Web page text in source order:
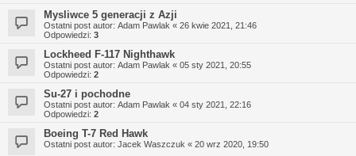
Mysliwce 5 generacji z Azji
Ostatni post autor: Adam Pawlak « 26 kwie 2021, 21:46
Odpowiedzi: 3
Lockheed F-117 Nighthawk
Ostatni post autor: Adam Pawlak « 05 sty 2021, 20:55
Odpowiedzi: 2
Su-27 i pochodne
Ostatni post autor: Adam Pawlak « 04 sty 2021, 22:16
Odpowiedzi: 2
Boeing T-7 Red Hawk
Ostatni post autor: Jacek Waszczuk « 20 wrz 2020, 19:50